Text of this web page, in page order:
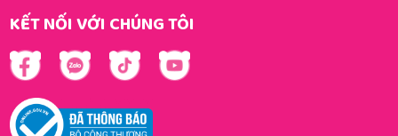
KẾT NỐI VỚI CHÚNG TÔI